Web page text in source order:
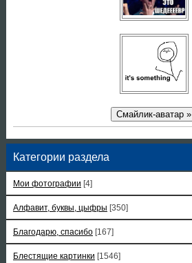
Смайлик-аватар »
Категории раздела
Мои фотографии [4]
Алфавит, буквы, цыфры [350]
Благодарю, спасибо [167]
Блестящие картинки [1546]